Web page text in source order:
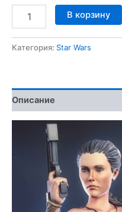
Количество
товара
Leia
В корзину
Категория: Star Wars
Описание